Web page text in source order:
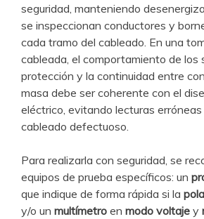
seguridad, manteniendo
se inspeccionan conductores y
cada tramo del cableado. En una
cableada, el comportamiento de los
protección y la continuidad entre
masa debe ser coherente con el
eléctrico, evitando lecturas
cableado defectuoso.
Para realizarla con seguridad, se
equipos de prueba específicos: un
que indique de forma rápida si la
y/o un multímetro en modo voltaje y